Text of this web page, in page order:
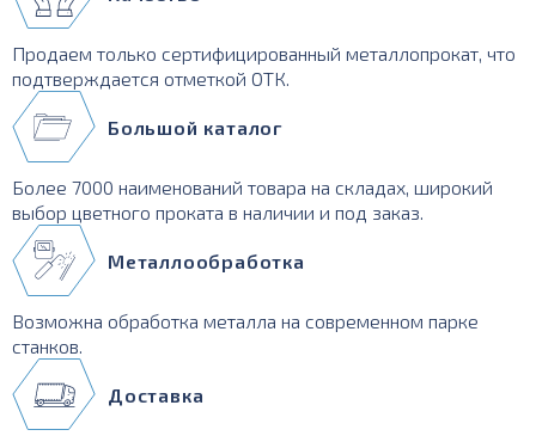
Продаем только сертифицированный металлопрокат, что
подтверждается отметкой ОТК.
Большой каталог
Более 7000 наименований товара на складах, широкий
выбор цветного проката в наличии и под заказ.
Металлообработка
Возможна обработка металла на современном парке
станков.
Доставка